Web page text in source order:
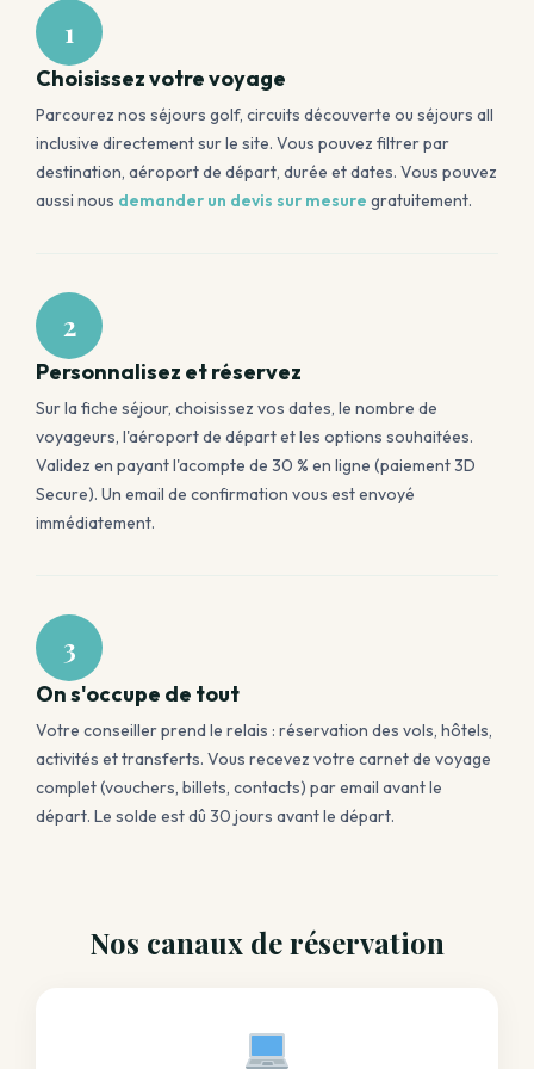
1
Choisissez votre voyage
Parcourez nos séjours golf, circuits découverte ou séjours all
inclusive directement sur le site. Vous pouvez filtrer par
destination, aéroport de départ, durée et dates. Vous pouvez
aussi nous demander un devis sur mesure gratuitement.
2
Personnalisez et réservez
Sur la fiche séjour, choisissez vos dates, le nombre de
voyageurs, l'aéroport de départ et les options souhaitées.
Validez en payant l'acompte de 30 % en ligne (paiement 3D
Secure). Un email de confirmation vous est envoyé
immédiatement.
3
On s'occupe de tout
Votre conseiller prend le relais : réservation des vols, hôtels,
activités et transferts. Vous recevez votre carnet de voyage
complet (vouchers, billets, contacts) par email avant le
départ. Le solde est dû 30 jours avant le départ.
Nos canaux de réservation